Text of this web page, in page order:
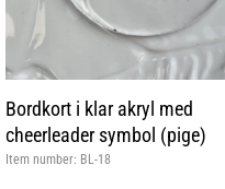
Bordkort i klar akryl med
cheerleader symbol (pige)
Item number: BL-18